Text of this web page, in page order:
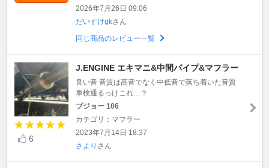
2026年7月26日 09:06
だいすけgkさん
同じ商品のレビュー一覧
6
J.ENGINE エキマニ&中間パイプ&マフラー
良い音 音質は高音でなく中低音で落ち着いた音質
車検通るっけこれ…？
プジョー 106
カテゴリ：マフラー
2023年7月14日 18:37
さより さん